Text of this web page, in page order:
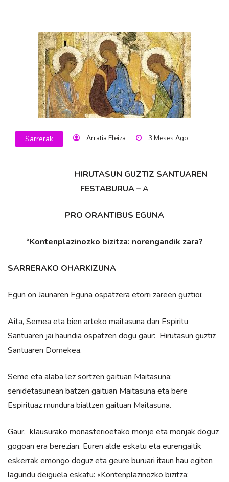
Sarrerak Arratia Eleiza 3 Meses Ago
HIRUTASUN GUZTIZ SANTUAREN
FESTABURUA –A
PRO ORANTIBUS EGUNA
“Kontenplazinozko bizitza: norengandik zara?
SARRERAKO OHARKIZUNA
Egun on Jaunaren Eguna ospatzera etorri zareen guztioi:
Aita, Semea eta bien arteko maitasuna dan Espiritu
Santuaren jai haundia ospatzen dogu gaur: Hirutasun guztiz
Santuaren Domekea.
Seme eta alaba lez sortzen gaituan Maitasuna;
senidetasunean batzen gaituan Maitasuna eta bere
Espirituaz mundura bialtzen gaituan Maitasuna.
Gaur, klausurako monasterioetako monje eta monjak doguz
gogoan era berezian. Euren alde eskatu eta eurengaitik
eskerrak emongo doguz eta geure buruari itaun hau egiten
lagundu deiguela eskatu: «Kontenplazinozko bizitza: